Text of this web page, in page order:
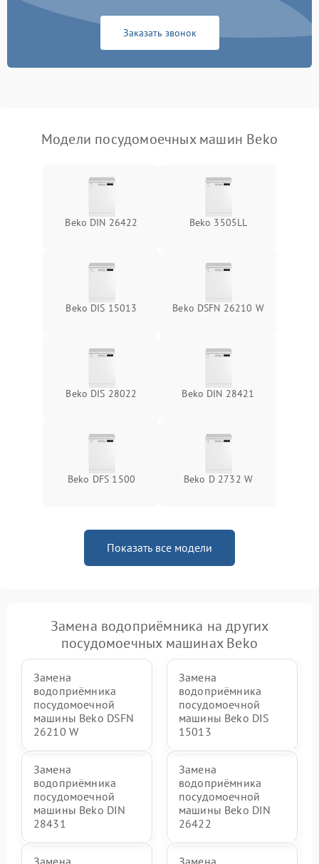
Сбои в работе таймера 1700 ₽
Заказать звонок
Модели посудомоечных машин Beko
Beko DIN 26422 Beko 3505LL
Beko DIS 15013 Beko DSFN 26210 W
Beko DIS 28022 Beko DIN 28421
Beko DFS 1500 Beko D 2732 W
Показать все модели
Замена водоприёмника на других
посудомоечных машинах Beko
Замена
водоприёмника
посудомоечной
машины Beko DSFN
26210 W
Замена
водоприёмника
посудомоечной
машины Beko DIS
15013
Замена
водоприёмника
посудомоечной
машины Beko DIN
28431
Замена
водоприёмника
посудомоечной
машины Beko DIN
26422